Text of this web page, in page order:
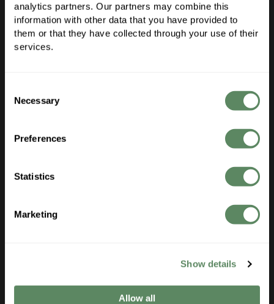
analytics partners. Our partners may combine this
information with other data that you have provided to
them or that they have collected through your use of their
services.
Selection
Necessary
Preferences
Statistics
Marketing
Show details
Allow all
Kundenstimmmen
Hochzeitsfotografie